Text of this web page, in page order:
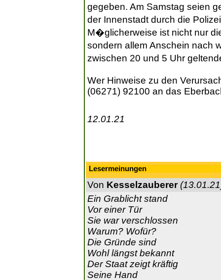
gegeben. Am Samstag seien
der Innenstadt durch die
M�glicherweise ist nicht nur
sondern allem Anschein nach
zwischen 20 und 5 Uhr
Wer Hinweise zu den
(06271) 92100 an das
12.01.21
Lesermeinungen
Von Kesselzauberer
Ein Grablicht stand
Vor einer Tür
Sie war verschlossen
Warum? Wofür?
Die Gründe sind
Wohl längst bekannt
Der Staat zeigt kräftig
Seine Hand